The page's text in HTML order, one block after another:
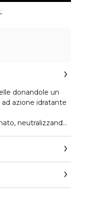
donandole un
azione idratante
neutralizzando
ogni fototipo
ad azione